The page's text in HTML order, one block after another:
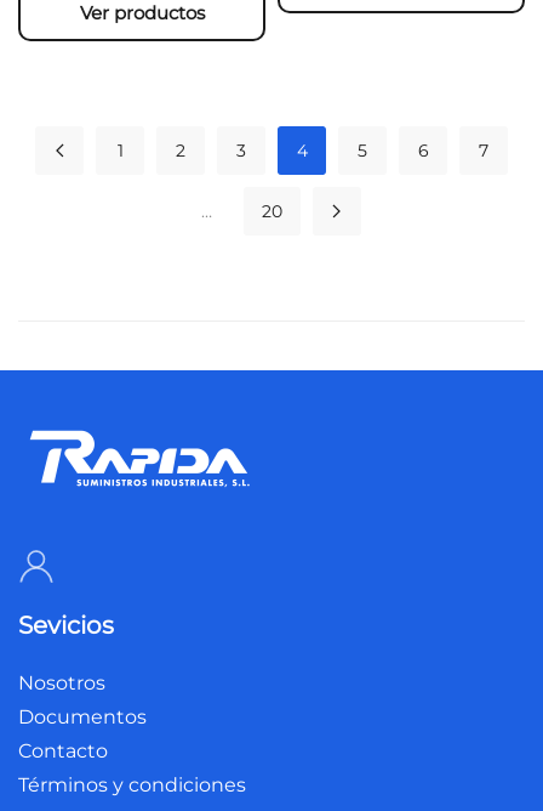
Ver productos
1 2 3 4 5 6 7
… 20
Sevicios
Nosotros
Documentos
Contacto
Términos y condiciones